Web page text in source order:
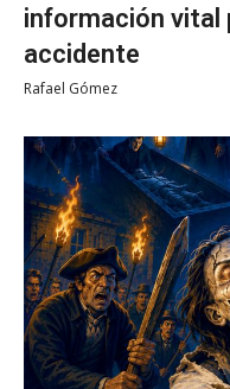
información vital
accidente
Rafael Gómez